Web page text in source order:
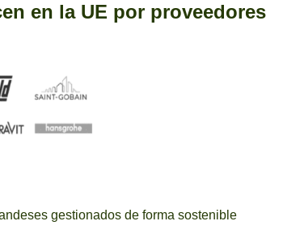
en la UE por proveedores
gestionados de forma sostenible